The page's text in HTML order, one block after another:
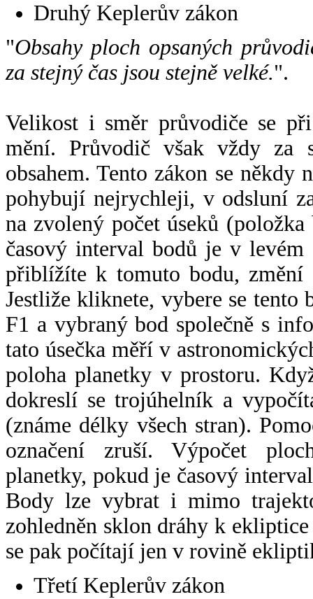
Druhý Keplerův zákon
"Obsahy ploch opsaných
za stejný čas jsou stejně velké.".
Velikost i směr průvodiče se
mění. Průvodič však vždy za
obsahem. Tento zákon se někdy
pohybují nejrychleji, v odsluní
na zvolený počet úseků
časový interval bodů je v
přiblížíte k tomuto bodu,
Jestliže kliknete, vybere se tento
F1 a vybraný bod společně s
tato úsečka měří v
poloha planetky v prostoru.
dokreslí se trojúhelník a
(známe délky všech stran).
označení zruší. Výpočet
planetky, pokud je časový
Body lze vybrat i mimo
zohledněn sklon dráhy k
se pak počítají jen v rovině
Třetí Keplerův zákon